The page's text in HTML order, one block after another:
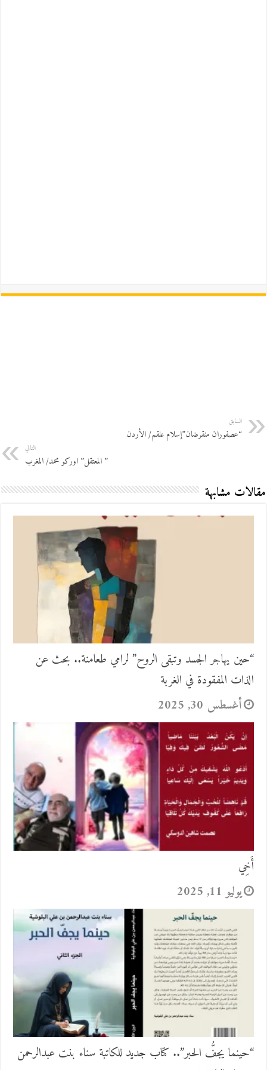
السابق
“عصفوران منقرضان”إسلام علقم/ الأردن
التالي
” المعتقل” اوركو محمد/ المغرب
مقالات مشابهة
“حين يهاجر الجسد وتبقى الروح” لرامي طعامنة.. بحث عن
الذات المفقودة في الغربة
أغسطس 30, 2025
أَخِي
يوليو 11, 2025
“حينما يجفُّ الحبر”.. كتاب جديد للكاتبة سناء بنت عبدالرحمن